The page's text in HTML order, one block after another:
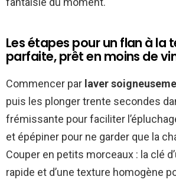
Les étapes pour un flan à la
parfaite, prêt en moins de
Commencer par laver
puis les plonger trente secondes
frémissante pour faciliter
et épépiner pour ne garder que la
Couper en petits morceaux : la clé
rapide et d’une texture homogène